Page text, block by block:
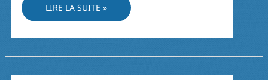
EUCHARISTIE,
DON
PAR
LIRE LA SUITE »